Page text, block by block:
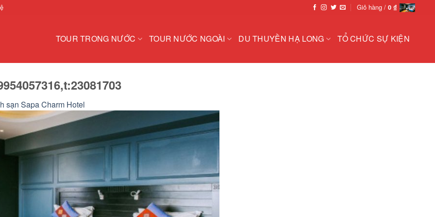
Giỏ hàng / 0 ₫
TOUR TRONG NƯỚC TOUR NƯỚC NGOÀI DU THUYỀN HẠ LONG TỔ CHỨC SỰ KIỆN
sạn Sapa Charm Hotel